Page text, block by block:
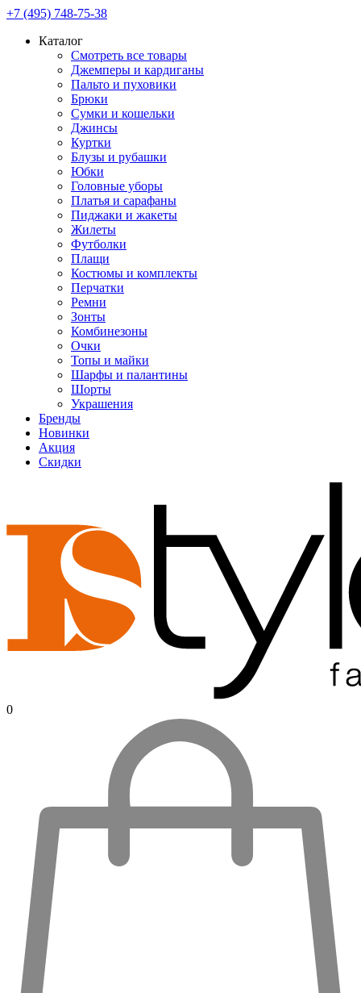
+7 (495) 748-75-38
Каталог
Смотреть все товары
Джемперы и кардиганы
Пальто и пуховики
Брюки
Сумки и кошельки
Джинсы
Куртки
Блузы и рубашки
Юбки
Головные уборы
Платья и сарафаны
Пиджаки и жакеты
Жилеты
Футболки
Плащи
Костюмы и комплекты
Перчатки
Ремни
Зонты
Комбинезоны
Очки
Топы и майки
Шарфы и палантины
Шорты
Украшения
Бренды
Новинки
Акция
Скидки
0